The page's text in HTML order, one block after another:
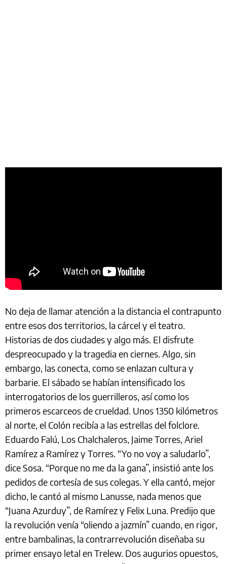
No deja de llamar atención a la distancia el contrapunto
entre esos dos territorios, la cárcel y el teatro.
Historias de dos ciudades y algo más. El disfrute
despreocupado y la tragedia en ciernes. Algo, sin
embargo, las conecta, como se enlazan cultura y
barbarie. El sábado se habían intensificado los
interrogatorios de los guerrilleros, así como los
primeros escarceos de crueldad. Unos 1350 kilómetros
al norte, el Colón recibía a las estrellas del folclore.
Eduardo Falú, Los Chalchaleros, Jaime Torres, Ariel
Ramírez a Ramírez y Torres. “Yo no voy a saludarlo”,
dice Sosa. “Porque no me da la gana”, insistió ante los
pedidos de cortesía de sus colegas. Y ella cantó, mejor
dicho, le cantó al mismo Lanusse, nada menos que
“Juana Azurduy”, de Ramírez y Felix Luna. Predijo que
la revolución venía “oliendo a jazmín” cuando, en rigor,
entre bambalinas, la contrarrevolución diseñaba su
primer ensayo letal en Trelew. Dos augurios opuestos,